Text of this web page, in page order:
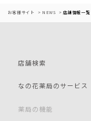
お客様サイト NEWS 店舗情報一覧
店舗検索
なの花薬局のサービス
薬局の機能